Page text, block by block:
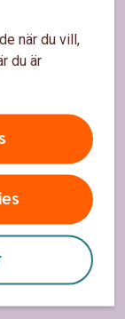
när du vill,
du är